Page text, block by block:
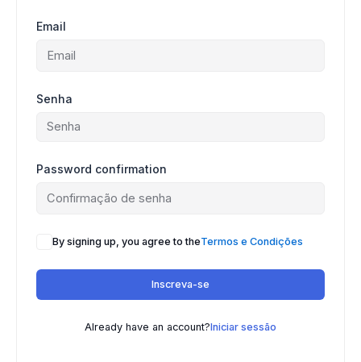
Email
Senha
Password confirmation
By signing up, you agree to theTermos e Condições
Inscreva-se
Already have an account?Iniciar sessão